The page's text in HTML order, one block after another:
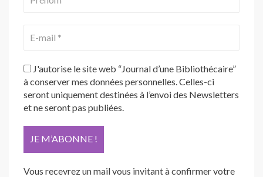
J'autorise le site web “Journal d’une Bibliothécaire”
à conserver mes données personnelles. Celles-ci
seront uniquement destinées à l’envoi des Newsletters
et ne seront pas publiées.
Vous recevrez un mail vous invitant à confirmer votre